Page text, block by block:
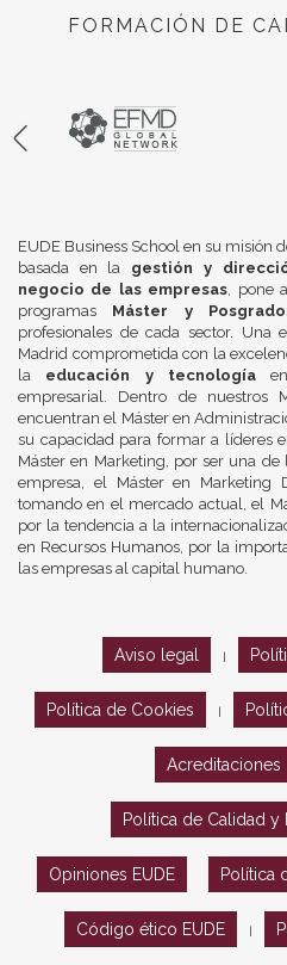
FORMACIÓN DE
EUDE Business School en su misión
basada en la gestión y
negocio de las empresas, pone
programas Máster y
profesionales de cada sector. Una
Madrid comprometida con la
la educación y tecnologíaen
empresarial. Dentro de nuestros
encuentran el Máster en
su capacidad para formar a líderes
Máster en Marketing, por ser una
empresa, el Máster en Marketing
tomando en el mercado actual, el
por la tendencia a la
en Recursos Humanos, por la
las empresas al capital humano.
Aviso legal
Política de Cookies
Acreditaciones
Política de Calidad
Opiniones EUDE Política
Código ético EUDE